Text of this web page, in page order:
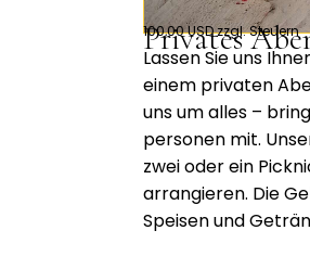
100,00 USD zzgl. Steuern
Privates
Lassen Sie uns
einem privaten
uns um alles –
personen mit.
zwei oder ein
arrangieren. Die
Speisen und